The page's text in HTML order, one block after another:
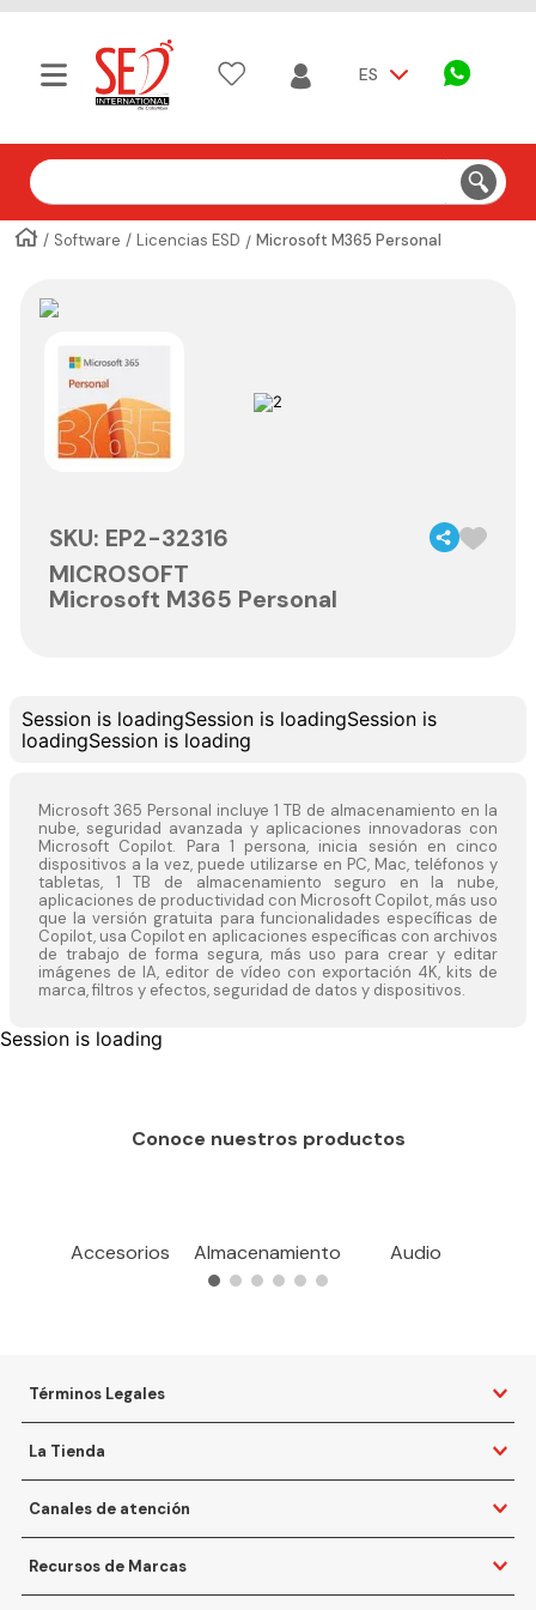
ES
Buscar
Software Licencias ESD Microsoft M365 Personal
SKU: EP2-32316
MICROSOFT
Microsoft M365 Personal
Session is loadingSession is loadingSession is
loadingSession is loading
Microsoft 365 Personal incluye 1 TB de almacenamiento en la
nube, seguridad avanzada y aplicaciones innovadoras con
Microsoft Copilot. Para 1 persona, inicia sesión en cinco
dispositivos a la vez, puede utilizarse en PC, Mac, teléfonos y
tabletas, 1 TB de almacenamiento seguro en la nube,
aplicaciones de productividad con Microsoft Copilot, más uso
que la versión gratuita para funcionalidades específicas de
Copilot, usa Copilot en aplicaciones específicas con archivos
de trabajo de forma segura, más uso para crear y editar
imágenes de IA, editor de vídeo con exportación 4K, kits de
marca, filtros y efectos, seguridad de datos y dispositivos.
Session is loading
Conoce nuestros productos
Accesorios Almacenamiento Audio
Términos Legales
La Tienda
Canales de atención
Recursos de Marcas